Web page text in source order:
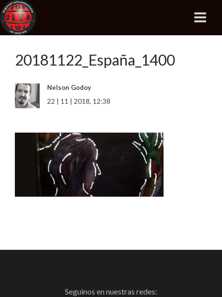
20181122_España_1400
Nelson Godoy
22 | 11 | 2018, 12:38
Seguinos en nuestras redes: